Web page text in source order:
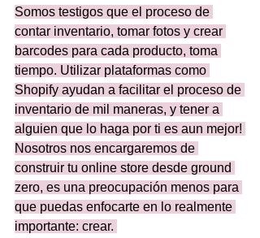
Somos testigos que el proceso de
contar inventario, tomar fotos y crear
barcodes para cada producto, toma
tiempo. Utilizar plataformas como
Shopify ayudan a facilitar el proceso de
inventario de mil maneras, y tener a
alguien que lo haga por ti es aun mejor!
Nosotros nos encargaremos de
construir tu online store desde ground
zero, es una preocupación menos para
que puedas enfocarte en lo realmente
importante: crear.